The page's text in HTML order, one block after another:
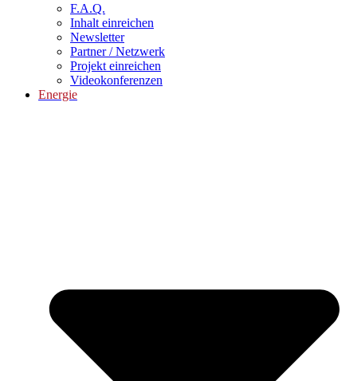
F.A.Q.
Inhalt einreichen
Newsletter
Partner / Netzwerk
Projekt einreichen
Videokonferenzen
Energie